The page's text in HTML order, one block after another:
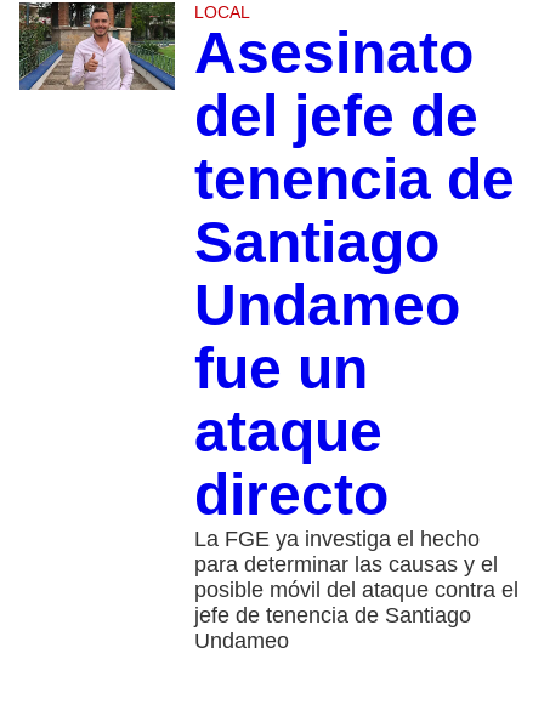
LOCAL
Asesinato
del jefe de
tenencia de
Santiago
Undameo
fue un
ataque
directo
La FGE ya investiga el hecho
para determinar las causas y el
posible móvil del ataque contra el
jefe de tenencia de Santiago
Undameo